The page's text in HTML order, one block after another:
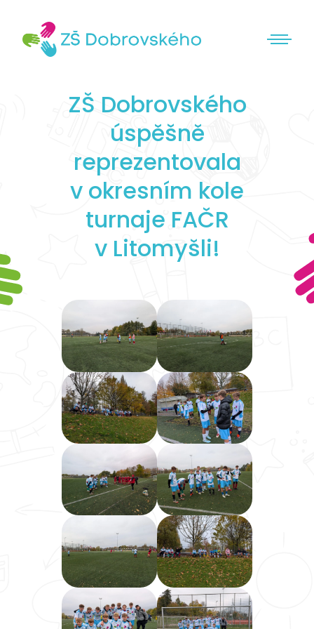
ZŠ Dobrovského
úspěšně
reprezentovala
v okresním kole
turnaje FAČR
v Litomyšli!